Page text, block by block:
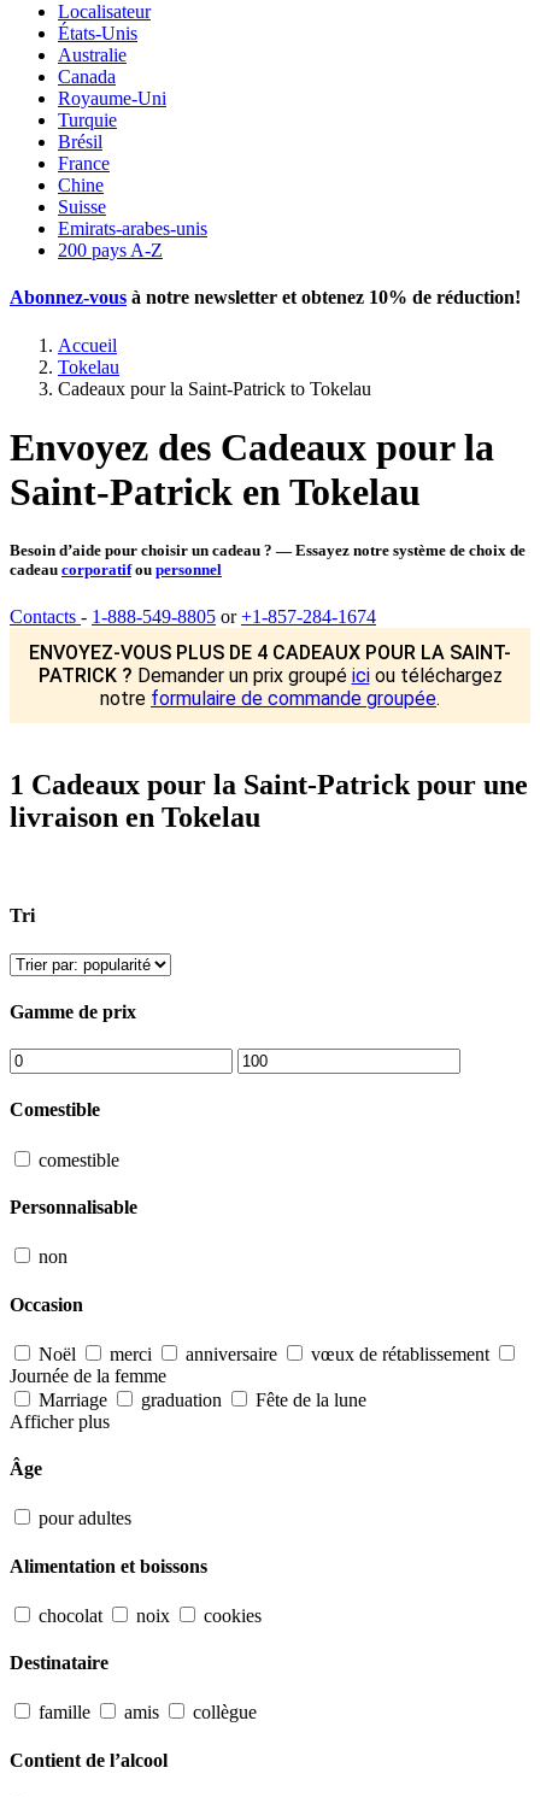
Localisateur
États-Unis
Australie
Canada
Royaume-Uni
Turquie
Brésil
France
Chine
Suisse
Emirats-arabes-unis
200 pays A-Z
Abonnez-vous à notre newsletter et obtenez 10% de réduction!
Accueil
Tokelau
Cadeaux pour la Saint-Patrick to Tokelau
Envoyez des Cadeaux pour la
Saint-Patrick en Tokelau
Besoin d’aide pour choisir un cadeau ? — Essayez notre système de choix de
cadeau corporatifou personnel
Contacts - 1-888-549-8805 or+1-857-284-1674
ENVOYEZ-VOUS PLUS DE 4 CADEAUX POUR LA SAINT-
PATRICK ? Demander un prix groupé iciou téléchargez
notre formulaire de commande groupée.
1 Cadeaux pour la Saint-Patrick pour une
livraison en Tokelau
Tri
Gamme de prix
Comestible
comestible
Personnalisable
non
Occasion
Noël merci anniversaire
vœux de rétablissement
Journée de la femme
Marriage
graduation
Fête de la lune
Afficher plus
Âge
pour adultes
Alimentation et boissons
chocolat noix cookies
Destinataire
famille amis collègue
Contient de l’alcool